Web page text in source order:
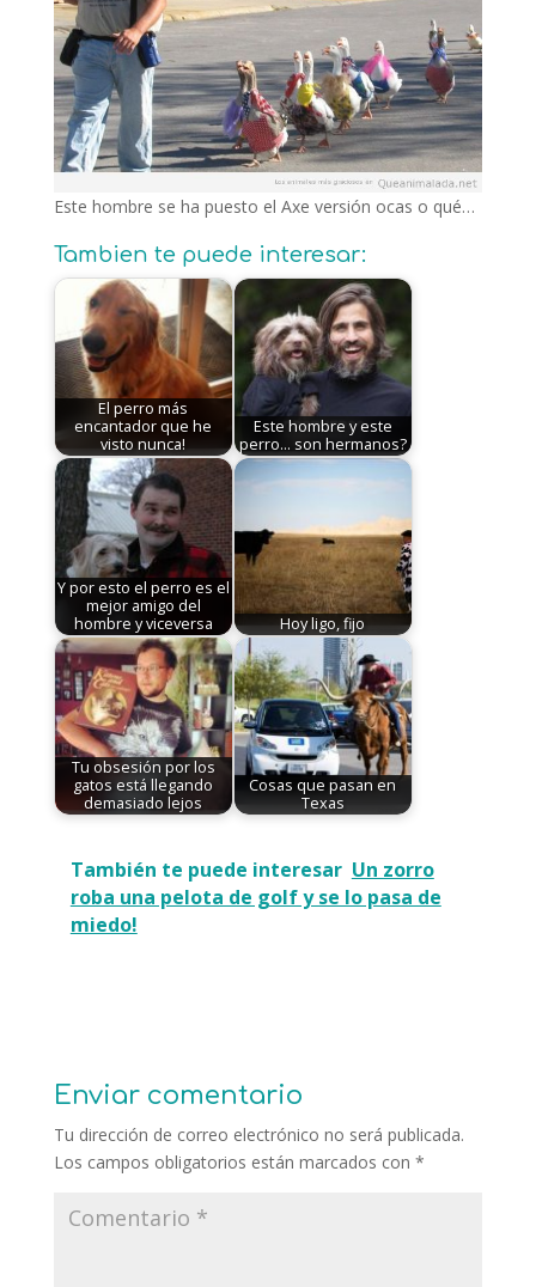
Este hombre se ha puesto el Axe versión ocas o qué…
Tambien te puede interesar:
El perro más
encantador que he
visto nunca!
Este hombre y este
perro... son hermanos?
Y por esto el perro es el
mejor amigo del
hombre y viceversa
Hoy ligo, fijo
Tu obsesión por los
gatos está llegando
demasiado lejos
Cosas que pasan en
Texas
También te puede interesar Un zorro
roba una pelota de golf y se lo pasa de
miedo!
Enviar comentario
Tu dirección de correo electrónico no será publicada.
Los campos obligatorios están marcados con *